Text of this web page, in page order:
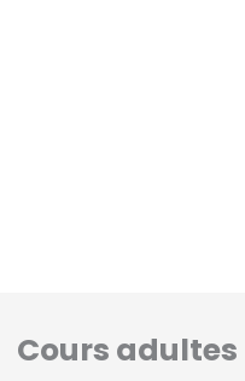
Cours adultes